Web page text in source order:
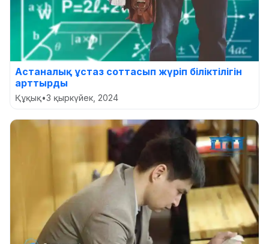
Астаналық ұстаз соттасып жүріп біліктілігін
арттырды
Құқық•3 қыркүйек, 2024